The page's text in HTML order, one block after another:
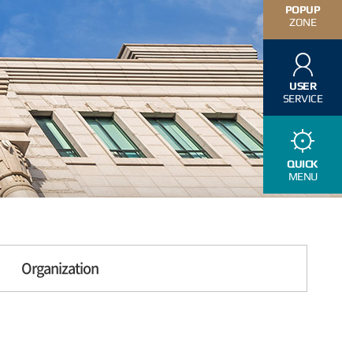
POPUP
ZONE
USER
SERVICE
QUICK
MENU
Organization